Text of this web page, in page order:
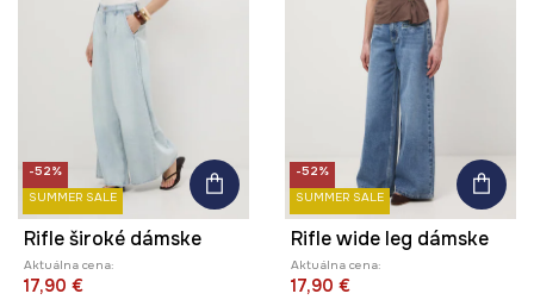
-52%
SUMMER SALE
Rifle široké dámske
Aktuálna cena:
17,90 €
-52%
SUMMER SALE
Rifle wide leg dámske
Aktuálna cena:
17,90 €